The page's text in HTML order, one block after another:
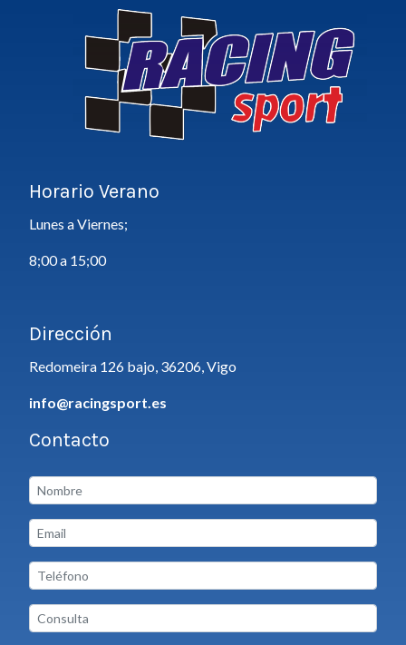
Horario Verano
Lunes a Viernes;
8;00 a 15;00
Dirección
Redomeira 126 bajo, 36206, Vigo
info@racingsport.es
Contacto